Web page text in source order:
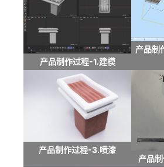
产品制作过程-1.建模
产品制
产品制作过程-3.喷漆
产品